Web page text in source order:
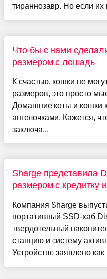
тираннозавр. Но если их
Что бы с нами
размером с лошадь
К счастью, кошки не
размеров, это просто
Домашние коты и кошки
ангелочками. Кажется,
заключа...
Sharge представила
размером с кредитку
Компания Sharge
портативный SSD-хаб
твердотельный
станцию и систему
Устройство заявлено как